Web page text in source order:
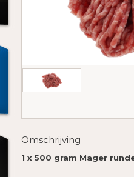
Omschrijving
1 x 500 gram Mager